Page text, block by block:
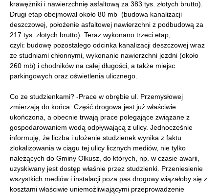
krawężniki i nawierzchnię asfaltową za 383 tys. złotych brutto).
Drugi etap obejmował około 80 mb (budowa kanalizacji
deszczowej, położenie asfaltowej nawierzchni z podbudową za
217 tys. złotych brutto). Teraz wykonano trzeci etap,
czyli: budowę pozostałego odcinka kanalizacji deszczowej wraz
ze studniami chłonnymi, wykonanie nawierzchni jezdni (około
260 mb) i chodników na całej długości, a także miejsc
parkingowych oraz oświetlenia ulicznego.
Co ze studzienkami? -Prace w obrębie ul. Przemysłowej
zmierzają do końca. Część drogowa jest już właściwie
ukończona, a obecnie trwają prace polegające związane z
gospodarowaniem wodą odpływającą z ulicy. Jednocześnie
informuję, że liczba i ułożenie studzienek wynika z faktu
zlokalizowania w ciągu tej ulicy licznych mediów, nie tylko
należących do Gminy Olkusz, do których, np. w czasie awarii,
uzyskiwany jest dostęp właśnie przez studzienki. Przeniesienie
wszystkich mediów i instalacji poza pas drogowy wiązałoby się z
kosztami właściwie uniemożliwiającymi przeprowadzenie